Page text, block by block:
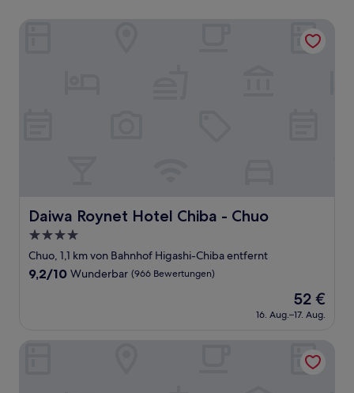
Daiwa Roynet Hotel Chiba - Chuo
Daiwa Roynet Hotel Chiba - Chuo
4.0-
Sterne-
Unterkunft
Chuo, 1,1 km von Bahnhof Higashi-Chiba entfernt
9.2
Bewertungen)
9,2/10 Wunderbar (966 Bewertungen)
Der
Preis
beträgt
52 €
16. Aug.–17. Aug.